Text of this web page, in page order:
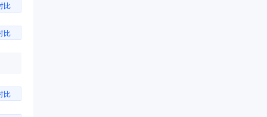
比
比
比